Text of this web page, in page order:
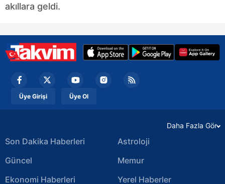
kullanılmaktadır. Diğer çerezler, sitemizin daha işlevsel
sınırlı olarak açık rızanız dahilinde kullanılacaktır.
vasıtasıyla belirleyebilirsiniz. Çerezlere ilişkin detaylı bilgi
için Ayarlar butonuna tıklayabilir,
6698 sayılı Kişisel Verilerin Korunması Kanunu uyarınca
hazırlanmış Aydınlatma Metnimizi okumak ve sitemizde
almak için lütfen
akıllara geldi.
Üye Girişi Üye Ol
Daha Fazla Gör
Son Dakika Haberleri
Güncel
Ekonomi Haberleri
Astroloji
Memur
Yerel Haberler